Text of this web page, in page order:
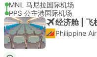
MNL 马尼拉国际机场
PPS 公主港国际机场
经济舱 | 飞
Philippine